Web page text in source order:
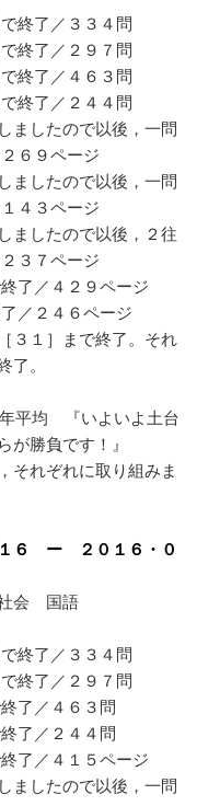
終了／３３４問
終了／２９７問
終了／４６３問
終了／２４４問
ましたので以後，一問
６９ページ
ましたので以後，一問
４３ページ
ましたので以後，２往
３７ページ
了／４２９ページ
／２４６ページ
３１］まで終了。それ
。
均 『いよいよ土台
が勝負です！』
それぞれに取り組みま
６ ー ２０１６・０
会 国語
終了／３３４問
終了／２９７問
了／４６３問
了／２４４問
了／４１５ページ
ましたので以後，一問